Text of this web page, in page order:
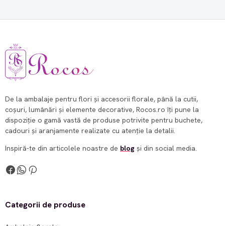
De la ambalaje pentru flori și accesorii florale, până la cutii,
coșuri, lumânări și elemente decorative, Rocos.ro îți pune la
dispoziție o gamă vastă de produse potrivite pentru buchete,
cadouri și aranjamente realizate cu atenție la detalii.
Inspiră-te din articolele noastre de blog și din social media.
Categorii de produse